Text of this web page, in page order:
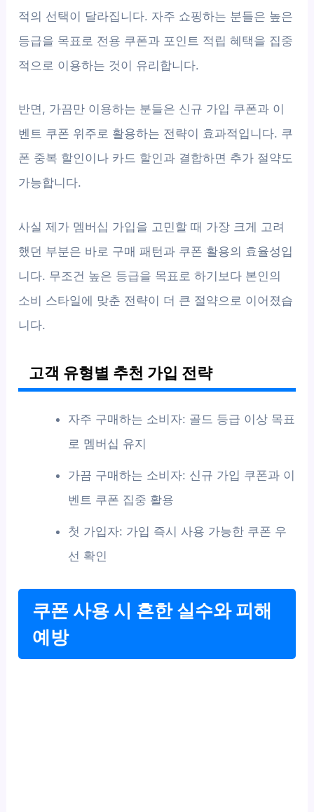
적의 선택이 달라집니다. 자주 쇼핑하는 분들은 높은
등급을 목표로 전용 쿠폰과 포인트 적립 혜택을 집중
적으로 이용하는 것이 유리합니다.
반면, 가끔만 이용하는 분들은 신규 가입 쿠폰과 이
벤트 쿠폰 위주로 활용하는 전략이 효과적입니다. 쿠
폰 중복 할인이나 카드 할인과 결합하면 추가 절약도
가능합니다.
사실 제가 멤버십 가입을 고민할 때 가장 크게 고려
했던 부분은 바로 구매 패턴과 쿠폰 활용의 효율성입
니다. 무조건 높은 등급을 목표로 하기보다 본인의
소비 스타일에 맞춘 전략이 더 큰 절약으로 이어졌습
니다.
고객 유형별 추천 가입 전략
자주 구매하는 소비자: 골드 등급 이상 목표
로 멤버십 유지
가끔 구매하는 소비자: 신규 가입 쿠폰과 이
벤트 쿠폰 집중 활용
첫 가입자: 가입 즉시 사용 가능한 쿠폰 우
선 확인
쿠폰 사용 시 흔한 실수와 피해
예방